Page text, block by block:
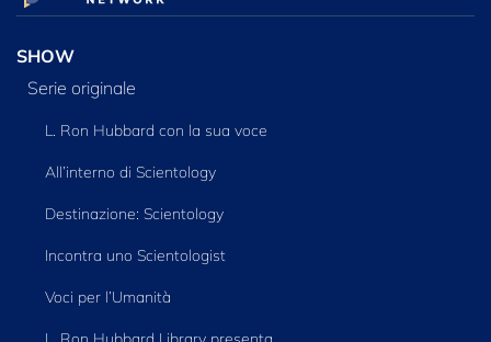
SHOW
Serie originale
L. Ron Hubbard con la sua voce
All’interno di Scientology
Destinazione: Scientology
Incontra uno Scientologist
Voci per l’Umanità